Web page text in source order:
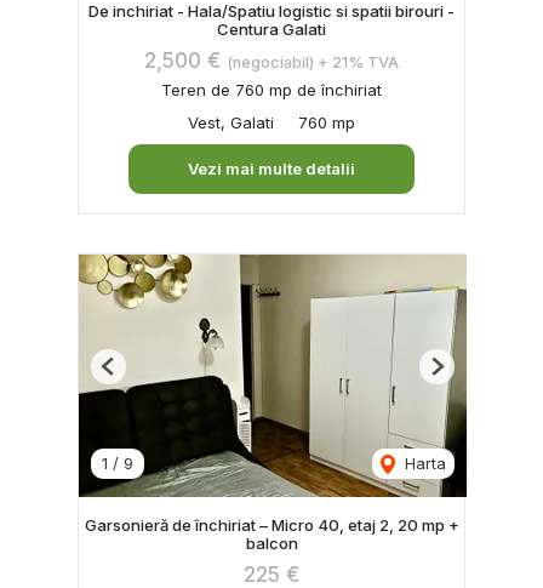
De inchiriat - Hala/Spatiu logistic si spatii birouri -
Centura Galati
2,500 € (negociabil) + 21% TVA
Teren de 760 mp de închiriat
Vest, Galati
760 mp
Vezi mai multe detalii
1 / 9 Harta
Previous Next
Garsonieră de închiriat – Micro 40, etaj 2, 20 mp +
balcon
225 €